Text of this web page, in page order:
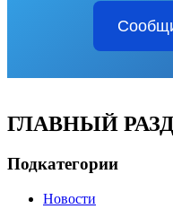
ГЛАВНЫЙ
Подкатегории
Новости